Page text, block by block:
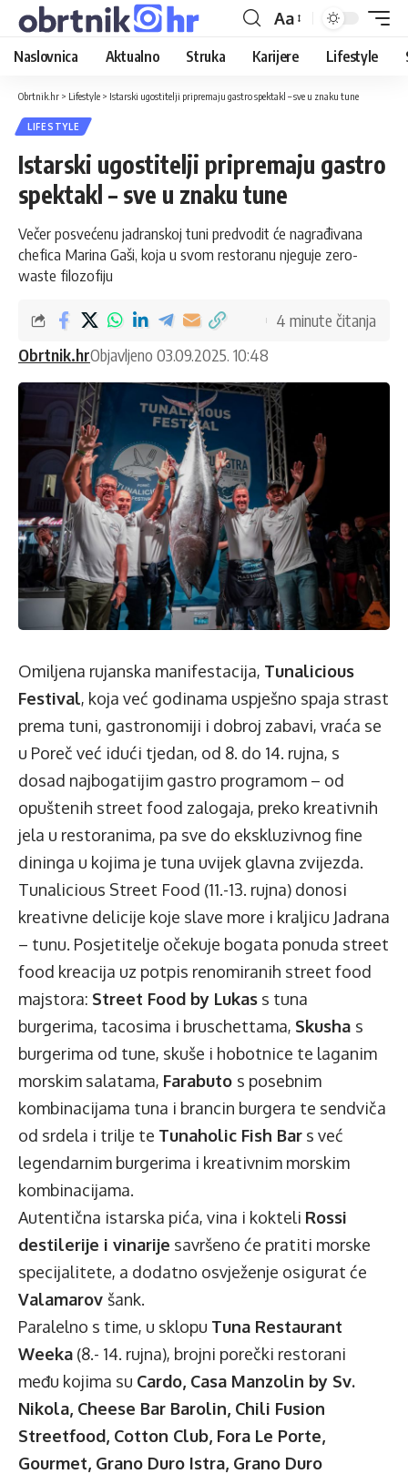
Aa
Naslovnica Aktualno Struka Karijere Lifestyle
Obrtnik.hr > Lifestyle > Istarski ugostitelji pripremaju gastro spektakl – sve u znaku tune
LIFESTYLE
Istarski ugostitelji pripremaju gastro
spektakl – sve u znaku tune
Večer posvećenu jadranskoj tuni predvodit će nagrađivana
chefica Marina Gaši, koja u svom restoranu njeguje zero-
waste filozofiju
Obrtnik.hrObjavljeno 03.09.2025. 10:48
4 minute čitanja
Omiljena rujanska manifestacija, Tunalicious
Festival, koja već godinama uspješno spaja strast
prema tuni, gastronomiji i dobroj zabavi, vraća se
u Poreč već idući tjedan, od 8. do 14. rujna, s
dosad najbogatijim gastro programom – od
opuštenih street food zalogaja, preko kreativnih
jela u restoranima, pa sve do ekskluzivnog fine
dininga u kojima je tuna uvijek glavna zvijezda.
Tunalicious Street Food (11.-13. rujna) donosi
kreativne delicije koje slave more i kraljicu Jadrana
– tunu. Posjetitelje očekuje bogata ponuda street
food kreacija uz potpis renomiranih street food
majstora: Street Food by Lukas s tuna
burgerima, tacosima i bruschettama, Skusha s
burgerima od tune, skuše i hobotnice te laganim
morskim salatama, Farabuto s posebnim
kombinacijama tuna i brancin burgera te sendviča
od srdela i trilje te Tunaholic Fish Bar s već
legendarnim burgerima i kreativnim morskim
kombinacijama.
Autentična istarska pića, vina i kokteli Rossi
destilerije i vinarije savršeno će pratiti morske
specijalitete, a dodatno osvježenje osigurat će
Valamarov šank.
Paralelno s time, u sklopu Tuna Restaurant
Weeka (8.- 14. rujna), brojni porečki restorani
među kojima su Cardo, Casa Manzolin by Sv.
Nikola, Cheese Bar Barolin, Chili Fusion
Streetfood, Cotton Club, Fora Le Porte,
Gourmet, Grano Duro Istra, Grano Duro